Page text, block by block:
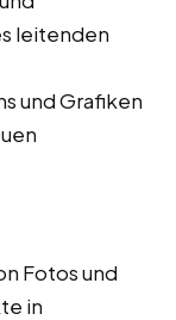
leitenden
und Grafiken
Fotos und
in